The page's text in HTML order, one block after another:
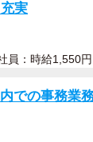
実
員：時給1,550円
での事務業